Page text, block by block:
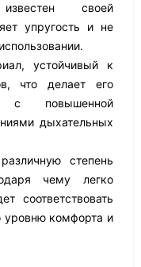
своей
упругость и не
устойчивый к
что делает его
повышенной
дыхательных
степень
чему легко
соответствовать
уровню комфорта и